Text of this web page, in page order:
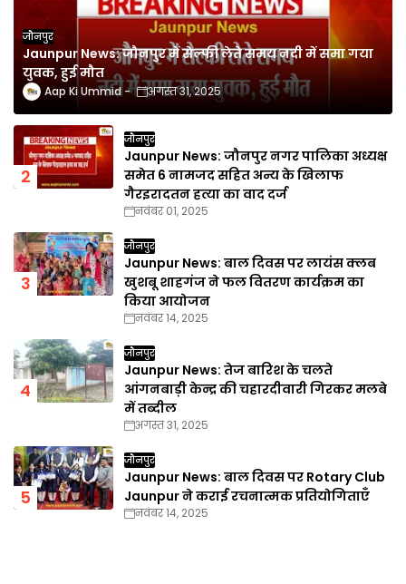
जौनपुर
Jaunpur News: जौनपुर में सेल्फी लेते समय नदी में समा गया
युवक, हुई मौत
Aap Ki Ummid अगस्त 31, 2025
जौनपुर
Jaunpur News: जौनपुर नगर पालिका अध्यक्ष
समेत 6 नामजद सहित अन्य के खिलाफ
गैरइरादतन हत्या का वाद दर्ज
नवंबर 01, 2025
जौनपुर
Jaunpur News: बाल दिवस पर लायंस क्लब
खुशबू शाहगंज ने फल वितरण कार्यक्रम का
किया आयोजन
नवंबर 14, 2025
जौनपुर
Jaunpur News: तेज बारिश के चलते
आंगनबाड़ी केन्द्र की चहारदीवारी गिरकर मलबे
में तब्दील
अगस्त 31, 2025
जौनपुर
Jaunpur News: बाल दिवस पर Rotary Club
Jaunpur ने कराई रचनात्मक प्रतियोगिताएँ
नवंबर 14, 2025